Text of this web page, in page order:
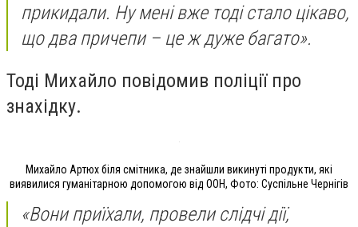
прикидали. Ну мені вже тоді стало цікаво,
що два причепи – це ж дуже багато».
Тоді Михайло повідомив поліції про
знахідку.
Михайло Артюх біля смітника, де знайшли викинуті продукти, які
виявилися гуманітарною допомогою від ООН, Фото: Суспільне Чернігів
«Вони приїхали, провели слідчі дії,